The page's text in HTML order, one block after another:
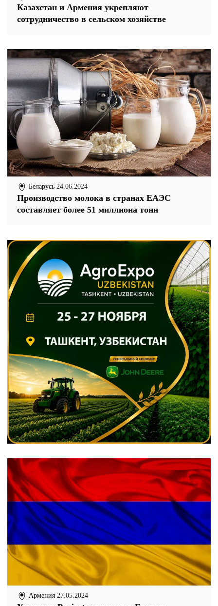
Казахстан и Армения укрепляют
сотрудничество в сельском хозяйстве
Беларусь 24.06.2024
Производство молока в странах ЕАЭС
составляет более 51 миллиона тонн
Армения 27.05.2024